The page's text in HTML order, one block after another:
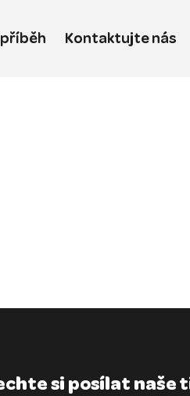
Kontaktujte nás
si posílat naše